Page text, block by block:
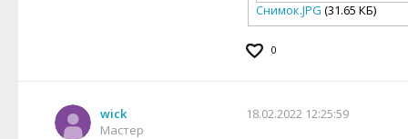
Снимок.JPG (31.65 КБ)
0
wick
Мастер
18.02.2022 12:25:59